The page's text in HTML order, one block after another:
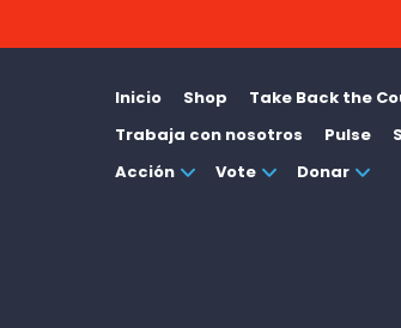
Inicio Shop
Take Back the
Trabaja con nosotros
Pulse
Acción
Vote Donar